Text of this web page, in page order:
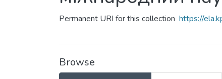
Permanent URI for this collection https://
Browse